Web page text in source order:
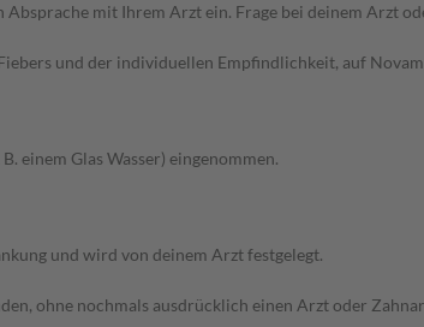
mit Ihrem Arzt ein. Frage bei deinem Arzt
und der individuellen Empfindlichkeit, auf
einem Glas Wasser) eingenommen.
und wird von deinem Arzt festgelegt.
ohne nochmals ausdrücklich einen Arzt oder